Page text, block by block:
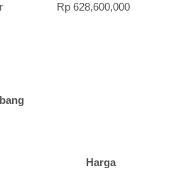
gr Rp 628,600,000
Harga